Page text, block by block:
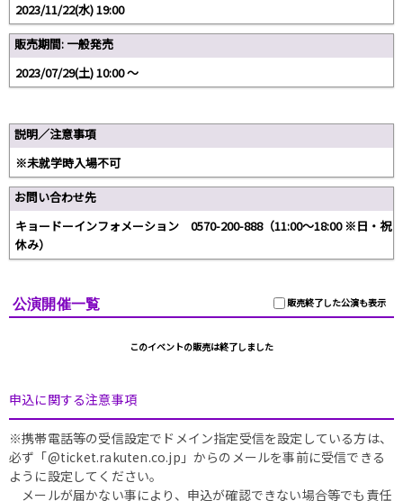
2023/11/22(水) 19:00
販売期間: 一般発売
2023/07/29(土) 10:00 〜
説明／注意事項
※未就学時入場不可
お問い合わせ先
キョードーインフォメーション 0570-200-888（11:00～18:00 ※日・祝
休み）
販売終了した公演も表示
公演開催一覧
このイベントの販売は終了しました
申込に関する注意事項
※携帯電話等の受信設定でドメイン指定受信を設定している方は、
必ず「@ticket.rakuten.co.jp」からのメールを事前に受信できる
ように設定してください。
メールが届かない事により、申込が確認できない場合等でも責任